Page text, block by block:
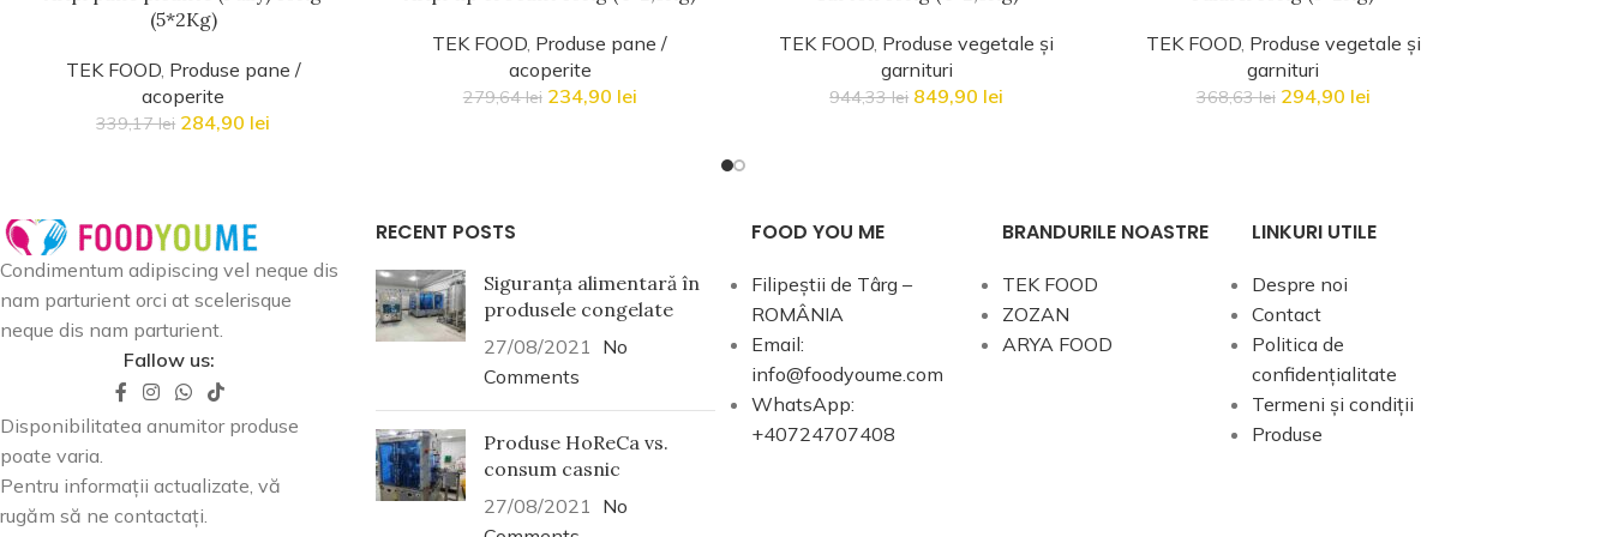
(5*2Kg)
TEK FOOD, Produse pane /
acoperite
339,17lei 284,90 lei
TEK FOOD Produse pane /
acoperite
279,64lei 234,90 lei
TEK FOOD Produse vegetale și
garnituri
944,33lei 849,90 lei
TEK FOOD, Produse vegetale și
garnituri
368,63lei 294,90 lei
Condimentum adipiscing vel neque dis
nam parturient orci at scelerisque
neque dis nam parturient.
Fallow us:
Disponibilitatea anumitor produse
poate varia.
Pentru informații actualizate, vă
rugăm să ne contactați.
RECENT POSTS
Siguranța alimentară în
produsele congelate
27/08/2021
No
Comments
Produse HoReCa vs.
consum casnic
27/08/2021
No
FOOD YOU ME
Filipeștii de Târg –
ROMÂNIA
Email:
info@foodyoume.com
WhatsApp:
+40724707408
BRANDURILE NOASTRE
TEK FOOD
ZOZAN
ARYA FOOD
LINKURI UTILE
Despre noi
Contact
Politica de
confidențialitate
Termeni și condiții
Produse